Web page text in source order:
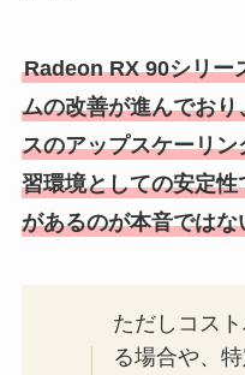
Radeon RX 90シリー
ムの改善が進んでお
スのアップスケーリ
習環境としての安定
があるのが本音では
ただしコス
る場合や、